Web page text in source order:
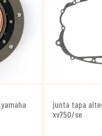
junta tapa
xv750/se